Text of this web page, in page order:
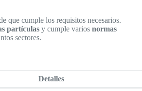
que cumple los requisitos necesarios.
partículas y cumple variosnormas
sectores.
Detalles